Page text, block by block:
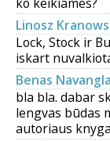
Linosz
Lock, Stock ir
iskart
Benas
bla bla. dabar
lengvas būdas
autoriaus